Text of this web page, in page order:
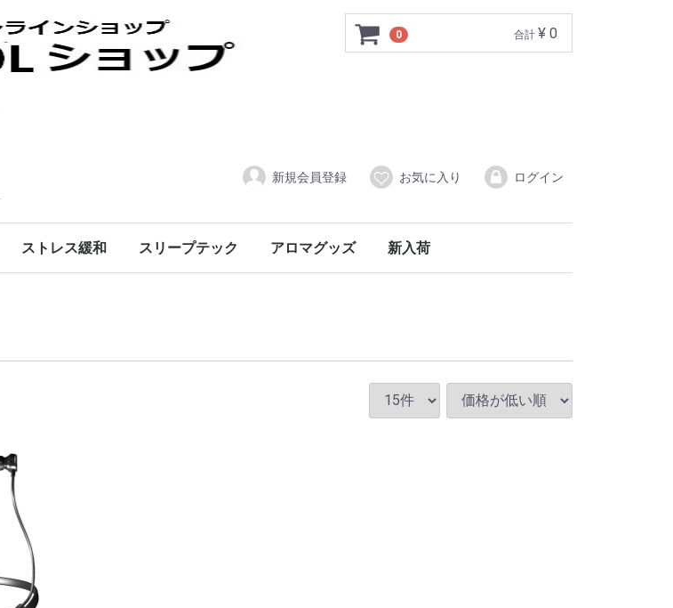
0 合計 ¥ 0
新規会員登録 お気に入り ログイン
ストレス緩和 スリープテック アロマグッズ 新入荷